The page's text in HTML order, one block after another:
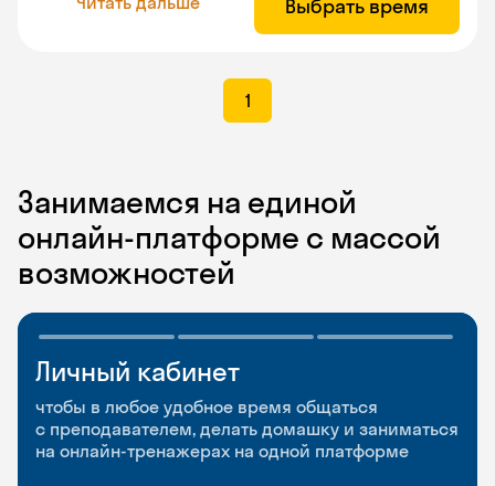
Выбрать время
1
Занимаемся на единой
онлайн-платформе с массой
возможностей
Личный кабинет
чтобы в любое удобное время общаться
с преподавателем, делать домашку и заниматься
на онлайн-тренажерах на одной платформе
Мобильное
приложение
чтобы заниматься и изучать новые слова где
и когда удобно
Разговорные клубы
и Talks
Групповые занятия для разговорной практики
и индивидуальные встречи с преподавателями